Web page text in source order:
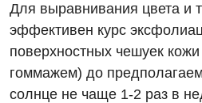
Вакцинация
Гастроэнтерология
Гематология
Эндоскопическое отделение
Для выравнивания цвета и
эффективен курс
поверхностных чешуек
гоммажем) до
солнце не чаще 1-2 раз в